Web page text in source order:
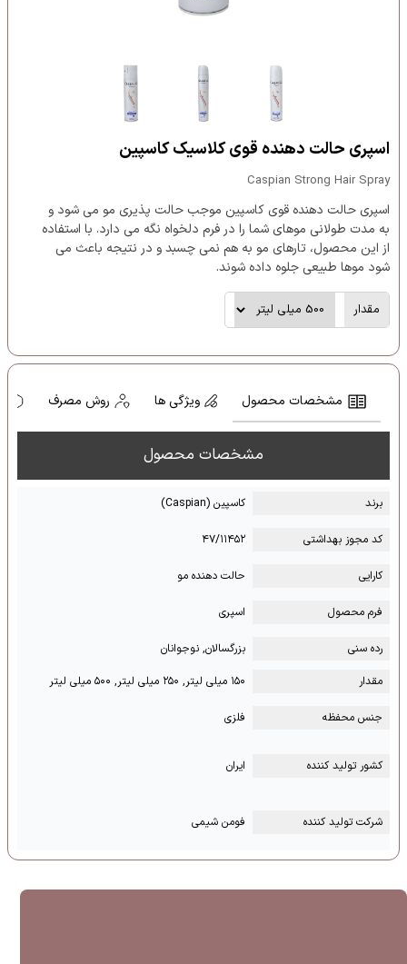
اسپری حالت دهنده قوی کلاسیک کاسپین
Caspian Strong Hair Spray
اسپری حالت دهنده قوی کاسپین موجب حالت پذیری مو می شود و
به مدت طولانی موهای شما را در فرم دلخواه نگه می دارد. با استفاده
از این محصول، تارهای مو به هم نمی چسبد و در نتیجه باعث می
شود موها طبیعی جلوه داده شوند.
مقدار
مشخصات محصول ویژگی ها روش مصرف
مشخصات محصول
برند کاسپین (Caspian)
کد مجوز بهداشتی ۴۷/۱۱۴۵۲
کارایی حالت دهنده مو
فرم محصول اسپری
رده سنی
بزرگسالان, نوجوانان
مقدار
۱۵۰ میلی لیتر, ۲۵۰ میلی لیتر, ۵۰۰ میلی لیتر
جنس محفظه فلزی
کشور تولید کننده ایران
شرکت تولید کننده فومن شیمی